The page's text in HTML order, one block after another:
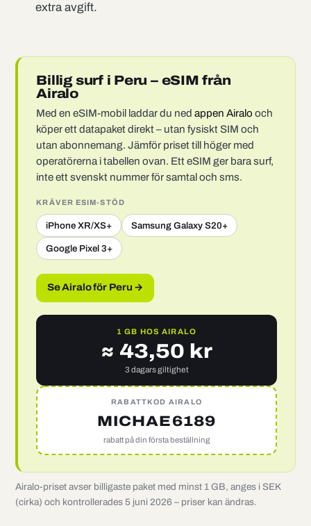
extra avgift.
Billig surf i Peru – eSIM från
Airalo
Med en eSIM-mobil laddar du nedappen Airalo och
köper ett datapaket direkt – utan fysiskt SIM och
utan abonnemang. Jämför priset till höger med
operatörerna i tabellen ovan. Ett eSIM ger bara surf,
inte ett svenskt nummer för samtal och sms.
KRÄVER ESIM-STÖD
iPhone XR/XS+ Samsung Galaxy S20+
Google Pixel 3+
Se Airalo för Peru →
1 GB HOS AIRALO
≈ 43,50 kr
3 dagars giltighet
RABATTKOD AIRALO
MICHAE6189
rabatt på din första beställning
Airalo-priset avser billigaste paket med minst 1 GB, anges i SEK
(cirka) och kontrollerades 5 juni 2026 – priser kan ändras.